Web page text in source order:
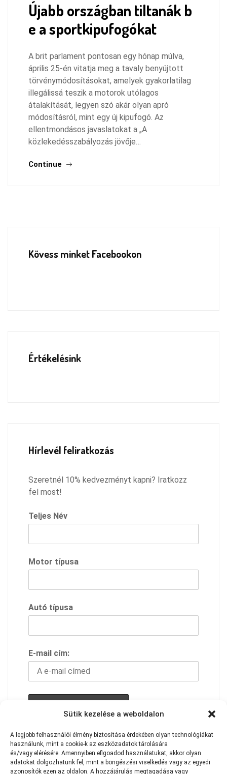
Sütik kezelése a weboldalon
A legjobb felhasználói élmény biztosítása érdekében olyan technológiákat
használunk, mint a cookie-k az eszközadatok tárolására
és/vagy elérésére. Amennyiben eflgoadod használatukat, akkor olyan
adatokat dolgozhatunk fel, mint a böngészési viselkedés vagy az egyedi
azonosítók ezen az oldalon. A hozzájárulás megtagadása vagy
Újabb országban tiltanák b
e a sportkipufogókat
A brit parlament pontosan egy hónap múlva,
április 25-én vitatja meg a tavaly benyújtott
törvénymódosításokat, amelyek gyakorlatilag
illegálissá teszik a motorok utólagos
átalakítását, legyen szó akár olyan apró
módosításról, mint egy új kipufogó. Az
ellentmondásos javaslatokat a „A
közlekedésszabályozás jövője…
Continue
Kövess minket Facebookon
Értékelésink
Hírlevél feliratkozás
Szeretnél 10% kedvezményt kapni? Iratkozz
fel most!
Teljes Név
Motor típusa
Autó típusa
E-mail cím:
A feliratkozással elfogadod adavédelmi
szabályzatunkat